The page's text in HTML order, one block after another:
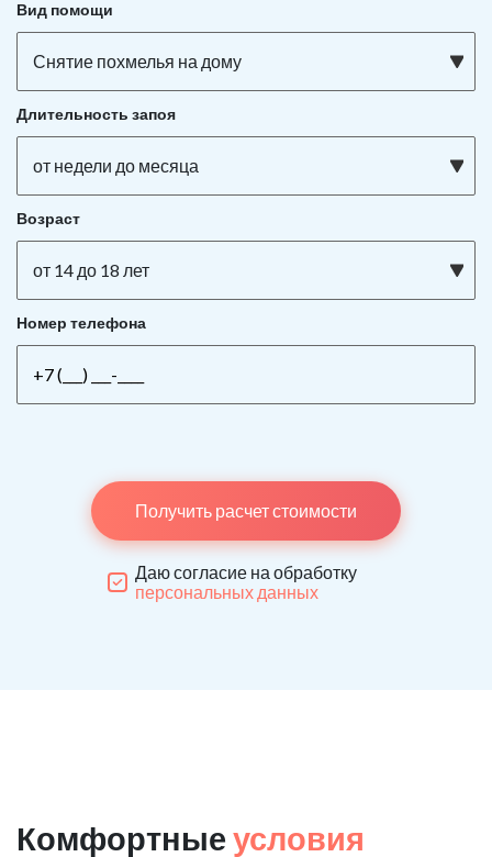
Вид помощи
Снятие похмелья на дому
Длительность запоя
от недели до месяца
Возраст
от 14 до 18 лет
Номер телефона
Получить расчет стоимости
Даю согласие на обработку
персональных данных
Комфортные условия